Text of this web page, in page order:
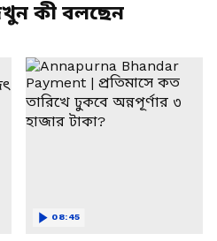
কী বলছেন
08:45